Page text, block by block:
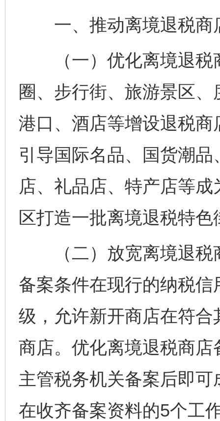
一、推动离境退税商
（一）优化离境退税
圈、步行街、旅游景区
港口、酒店等增设退税
引导国际名品、国货潮
店、礼品店、特产店等
区打造一批离境退税特色
（二）放宽离境退税
备案条件在现行的纳税
级，允许新开商店在符
商店。优化离境退税商
主管税务机关备案后即
在收齐备案资料的5个工